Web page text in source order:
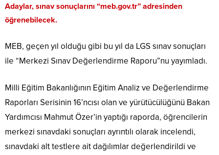
Adaylar, sınav sonuçlarını “meb.gov.tr” adresinden
öğrenebilecek.
MEB, geçen yıl olduğu gibi bu yıl da LGS sınav sonuçları
ile “Merkezi Sınav Değerlendirme Raporu”nu yayımladı.
Milli Eğitim Bakanlığının Eğitim Analiz ve Değerlendirme
Raporları Serisinin 16’ncısı olan ve yürütücülüğünü Bakan
Yardımcısı Mahmut Özer’in yaptığı raporda, öğrencilerin
merkezi sınavdaki sonuçları ayrıntılı olarak incelendi,
sınavdaki alt testlere ait dağılımlar değerlendirildi ve